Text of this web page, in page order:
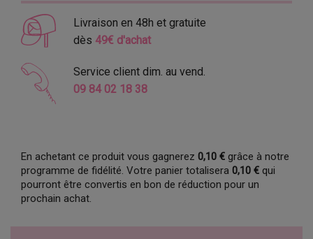
Livraison en 48h et gratuite
dès 49€ d'achat
Service client dim. au vend.
09 84 02 18 38
En achetant ce produit vous gagnerez 0,10 € grâce à notre
programme de fidélité. Votre panier totalisera 0,10 € qui
pourront être convertis en bon de réduction pour un
prochain achat.